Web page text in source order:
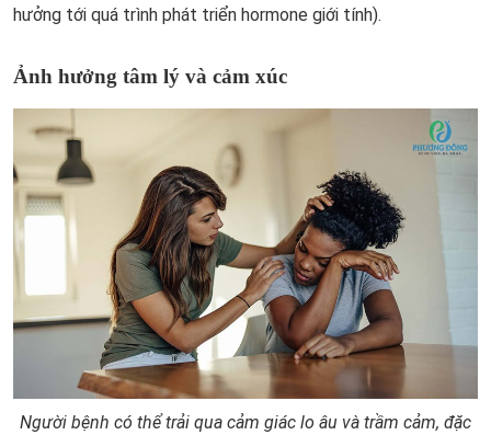
hưởng tới quá trình phát triển hormone giới tính).
Ảnh hưởng tâm lý và cảm xúc
Người bệnh có thể trải qua cảm giác lo âu và trầm cảm, đặc